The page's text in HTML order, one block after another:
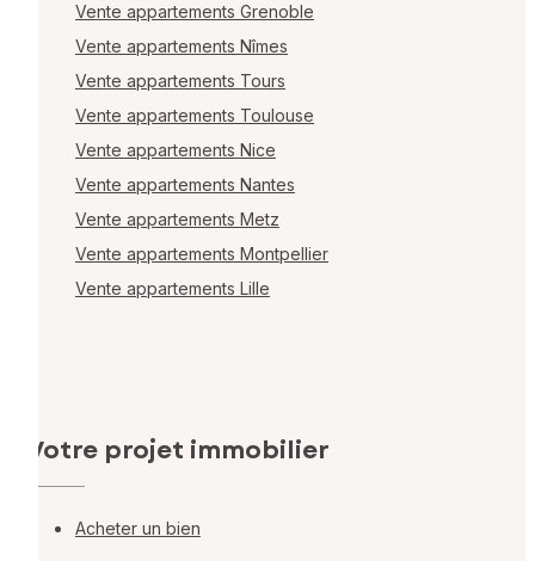
Vente appartements Grenoble
Vente appartements Nîmes
Vente appartements Tours
Vente appartements Toulouse
Vente appartements Nice
Vente appartements Nantes
Vente appartements Metz
Vente appartements Montpellier
Vente appartements Lille
Votre projet immobilier
Acheter un bien